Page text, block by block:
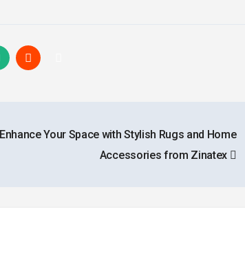
Enhance Your Space with Stylish Rugs and Home
Accessories from Zinatex